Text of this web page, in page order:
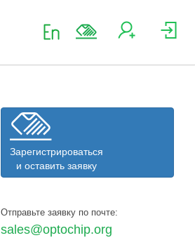
Зарегистрироваться
и оставить заявку
Отправьте заявку по почте:
sales@optochip.org